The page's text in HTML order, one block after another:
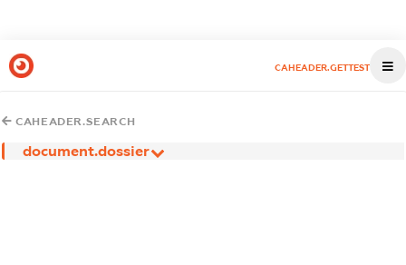
CAHEADER.GETTEST
CAHEADER.SEARCH
document.dossier